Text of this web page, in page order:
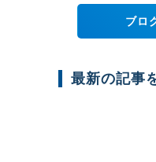
ブロ
最新の記事